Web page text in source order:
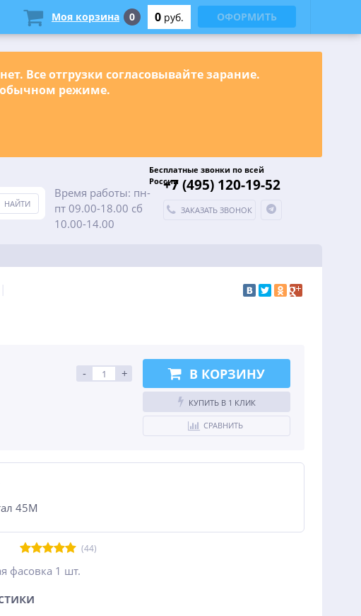
Все отгрузки согласовывайте зарание.
обычном режиме.
Время работы: пн-
пт 09.00-18.00 сб
10.00-14.00
Бесплатные звонки по всей
России+7 (495) 120-19-52
ЗАКАЗАТЬ ЗВОНОК
- + В КОРЗИНУ
КУПИТЬ В 1 КЛИК
СРАВНИТЬ
45М
(44)
фасовка 1 шт.
Моя корзина 0 0 руб. ОФОРМИТЬ